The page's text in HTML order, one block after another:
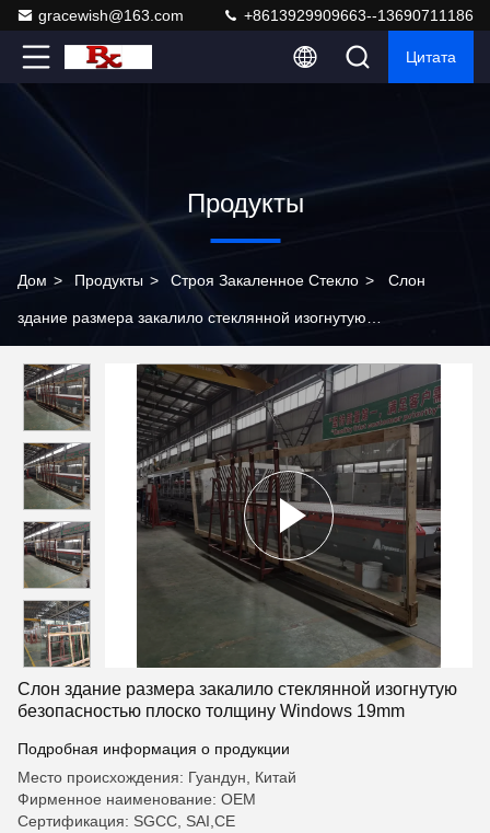
gracewish@163.com +8613929909663--13690711186
Цитата
Продукты
Дом > Продукты > Строя Закаленное Стекло > Слон
здание размера закалило стеклянной изогнутую
Слон здание размера закалило стеклянной изогнутую
безопасностью плоско толщину Windows 19mm
Подробная информация о продукции
Место происхождения: Гуандун, Китай
Фирменное наименование: OEM
Сертификация: SGCC, SAI,CE